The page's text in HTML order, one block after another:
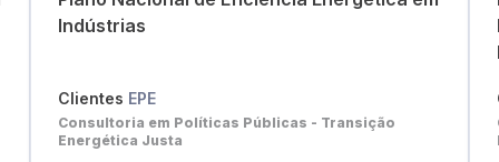
Indústrias
Clientes EPE
Consultoria em Políticas Públicas - Transição
Energética Justa